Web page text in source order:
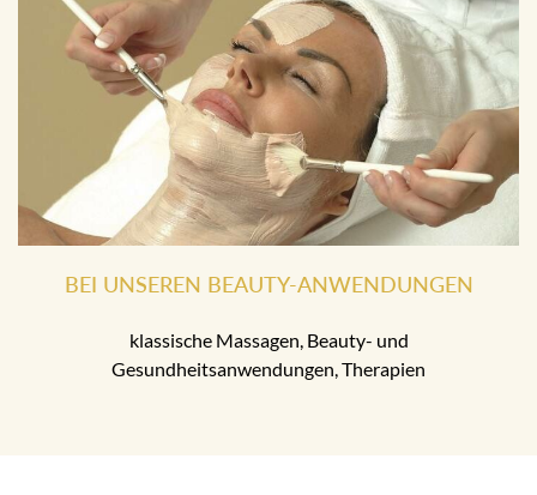
BEI UNSEREN BEAUTY-ANWENDUNGEN
klassische Massagen, Beauty- und
Gesundheitsanwendungen, Therapien